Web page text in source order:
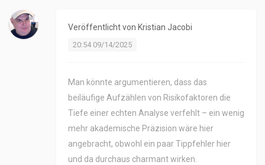
Veröffentlicht von Kristian Jacobi
20:54 09/14/2025
Man könnte argumentieren, dass das
beiläufige Aufzählen von Risikofaktoren die
Tiefe einer echten Analyse verfehlt – ein wenig
mehr akademische Präzision wäre hier
angebracht, obwohl ein paar Tippfehler hier
und da durchaus charmant wirken.